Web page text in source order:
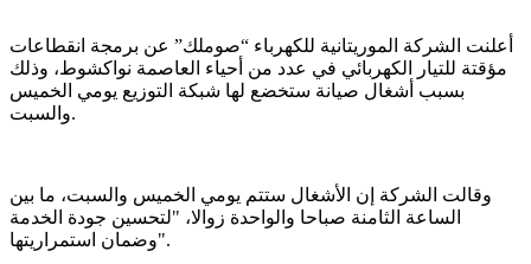
أعلنت الشركة الموريتانية للكهرباء “صوملك” عن برمجة انقطاعات
مؤقتة للتيار الكهربائي في عدد من أحياء العاصمة نواكشوط، وذلك
بسبب أشغال صيانة ستخضع لها شبكة التوزيع يومي الخميس
والسبت.
وقالت الشركة إن الأشغال ستتم يومي الخميس والسبت، ما بين
الساعة الثامنة صباحا والواحدة زوالا، "لتحسين جودة الخدمة
وضمان استمراريتها".